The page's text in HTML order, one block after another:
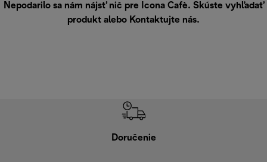
Nepodarilo sa nám nájsť nič pre Icona Cafè. Skúste vyhľadať
produkt alebo Kontaktujte nás.
Doručenie